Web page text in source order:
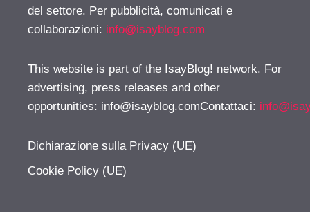
del settore. Per pubblicità, comunicati e
collaborazioni: info@isayblog.com
This website is part of the IsayBlog! network. For
advertising, press releases and other
opportunities: info@isayblog.comContattaci:
Dichiarazione sulla Privacy (UE)
Cookie Policy (UE)